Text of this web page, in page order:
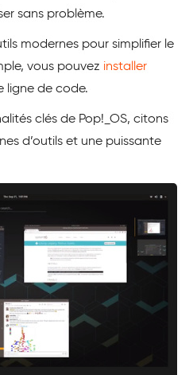
sans problème.
modernes pour simplifier le
vous pouvez installer
ligne de code.
clés de Pop!_OS, citons
d’outils et une puissante